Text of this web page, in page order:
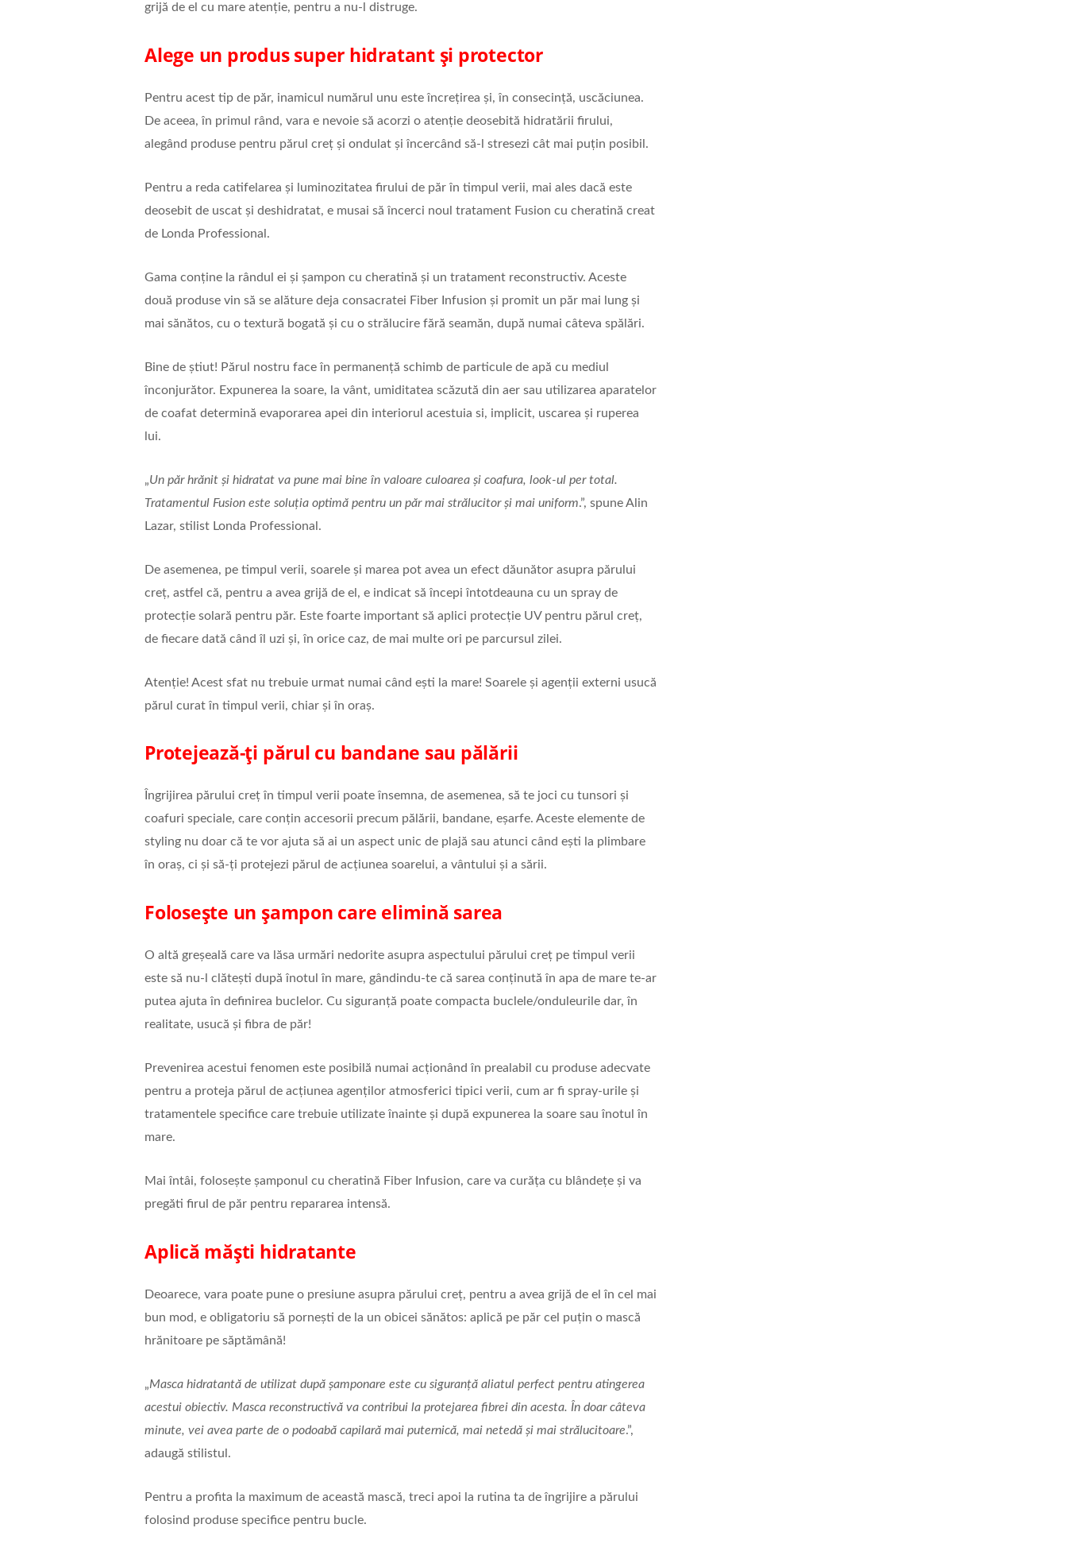
grijă de el cu mare atenție, pentru a nu-l distruge.
Alege un produs super hidratant și protector
Pentru acest tip de păr, inamicul numărul unu este încrețirea și, în consecință, uscăciunea.
De aceea, în primul rând, vara e nevoie să acorzi o atenție deosebită hidratării firului,
alegând produse pentru părul creț și ondulat și încercând să-l stresezi cât mai puțin posibil.
Pentru a reda catifelarea și luminozitatea firului de păr în timpul verii, mai ales dacă este
deosebit de uscat și deshidratat, e musai să încerci noul tratament Fusion cu cheratină creat
de Londa Professional.
Gama conține la rândul ei și șampon cu cheratină și un tratament reconstructiv. Aceste
două produse vin să se alăture deja consacratei Fiber Infusion și promit un păr mai lung și
mai sănătos, cu o textură bogată și cu o strălucire fără seamăn, după numai câteva spălări.
Bine de știut! Părul nostru face în permanență schimb de particule de apă cu mediul
înconjurător. Expunerea la soare, la vânt, umiditatea scăzută din aer sau utilizarea aparatelor
de coafat determină evaporarea apei din interiorul acestuia si, implicit, uscarea și ruperea
lui.
„Un păr hrănit și hidratat va pune mai bine în valoare culoarea și coafura, look-ul per total.
Tratamentul Fusion este soluția optimă pentru un păr mai strălucitor și mai uniform.”, spune Alin
Lazar, stilist Londa Professional.
De asemenea, pe timpul verii, soarele și marea pot avea un efect dăunător asupra părului
creț, astfel că, pentru a avea grijă de el, e indicat să începi întotdeauna cu un spray de
protecție solară pentru păr. Este foarte important să aplici protecție UV pentru părul creț,
de fiecare dată când îl uzi și, în orice caz, de mai multe ori pe parcursul zilei.
Atenție! Acest sfat nu trebuie urmat numai când ești la mare! Soarele și agenții externi usucă
părul curat în timpul verii, chiar și în oraș.
Protejează-ți părul cu bandane sau pălării
Îngrijirea părului creț în timpul verii poate însemna, de asemenea, să te joci cu tunsori și
coafuri speciale, care conțin accesorii precum pălării, bandane, eșarfe. Aceste elemente de
styling nu doar că te vor ajuta să ai un aspect unic de plajă sau atunci când ești la plimbare
în oraș, ci și să-ți protejezi părul de acțiunea soarelui, a vântului și a sării.
Folosește un șampon care elimină sarea
O altă greșeală care va lăsa urmări nedorite asupra aspectului părului creț pe timpul verii
este să nu-l clătești după înotul în mare, gândindu-te că sarea conținută în apa de mare te-ar
putea ajuta în definirea buclelor. Cu siguranță poate compacta buclele/onduleurile dar, în
realitate, usucă și fibra de păr!
Prevenirea acestui fenomen este posibilă numai acționând în prealabil cu produse adecvate
pentru a proteja părul de acțiunea agenților atmosferici tipici verii, cum ar fi spray-urile și
tratamentele specifice care trebuie utilizate înainte și după expunerea la soare sau înotul în
mare.
Mai întâi, folosește șamponul cu cheratină Fiber Infusion, care va curăța cu blândețe și va
pregăti firul de păr pentru repararea intensă.
Aplică măști hidratante
Deoarece, vara poate pune o presiune asupra părului creț, pentru a avea grijă de el în cel mai
bun mod, e obligatoriu să pornești de la un obicei sănătos: aplică pe păr cel puțin o mască
hrănitoare pe săptămână!
„Masca hidratantă de utilizat după șamponare este cu siguranță aliatul perfect pentru atingerea
acestui obiectiv. Masca reconstructivă va contribui la protejarea fibrei din acesta. În doar câteva
minute, vei avea parte de o podoabă capilară mai puternică, mai netedă și mai strălucitoare.”,
adaugă stilistul.
Pentru a profita la maximum de această mască, treci apoi la rutina ta de îngrijire a părului
folosind produse specifice pentru bucle.